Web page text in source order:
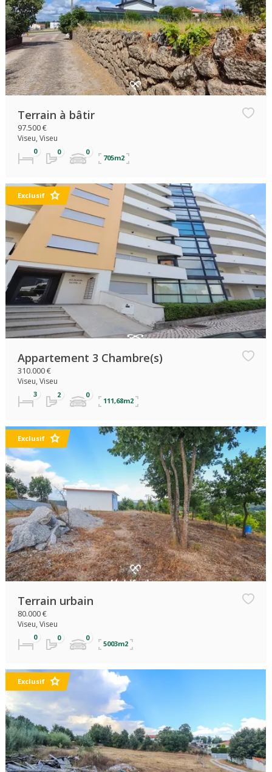
Terrain à bâtir
97.500 €
Viseu, Viseu
705m2
Exclusif
Appartement 3 Chambre(s)
310.000 €
Viseu, Viseu
111,68m2
Exclusif
Terrain urbain
80.000 €
Viseu, Viseu
5003m2
Exclusif